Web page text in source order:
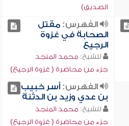
الصديق)
الفهرس:مقتل
الصحابة في غزوة
الرجيع
للشيخ: محمد المنجد
جزء من محاضرة ( غزوة الرجيع)
الفهرس:أسر خبيب
بن عدي وزيد بن الدثنة
للشيخ: محمد المنجد
جزء من محاضرة ( غزوة الرجيع)